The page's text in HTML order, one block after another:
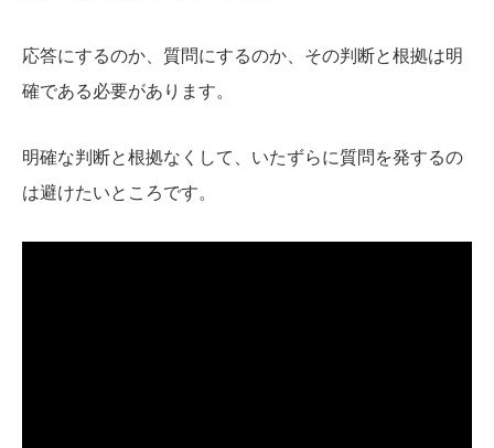
応答にするのか、質問にするのか、その判断と根拠は明
確である必要があります。
明確な判断と根拠なくして、いたずらに質問を発するの
は避けたいところです。